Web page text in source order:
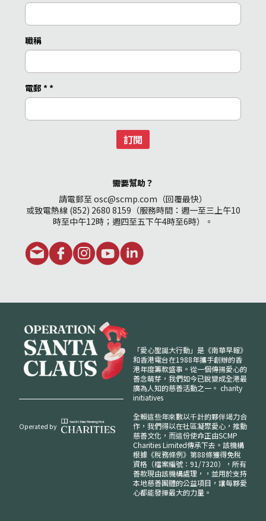
職稱
電郵 **
訂閱
需要幫助？
請電郵至 osc@scmp.com（回覆最快）
或致電熱線 (852) 2680 8159（服務時間：週一至三上午10
時至中午12時；週四至五下午4時至6時）。
Operated by
「愛心聖誕大行動」是《南華早報》
和香港電台在1988年攜手創辦的香
港年度籌款盛事。從一個傳揚愛心的
善念萌芽，我們如今已銳變成全港最
廣為人知的慈善活動之一。 charity
initiatives
全賴這些年來數以千計的夥伴竭力合
作，我們得以在社區凝聚愛心，推動
慈善文化，而這份使命正由SCMP
Charities Limited傳承下去。該機構
根據《稅務條例》第88條獲得免稅
資格（檔案編號：91/7320），所有
善款現由該機構處理，，並用於支持
本地慈善團體的公益項目，讓每夥愛
心都能發揮最大的力量。